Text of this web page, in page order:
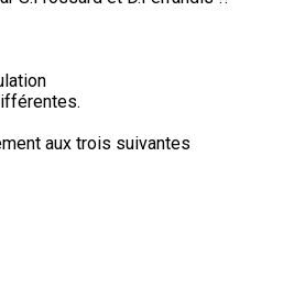
aux trois suivantes